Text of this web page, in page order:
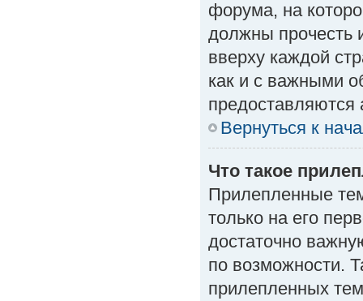
форума, на
должны прочесть
вверху каждой
как и с важными
предоставляются
Вернуться к
Что такое
Прилепленные
только на его
достаточно
по возможности.
прилепленных